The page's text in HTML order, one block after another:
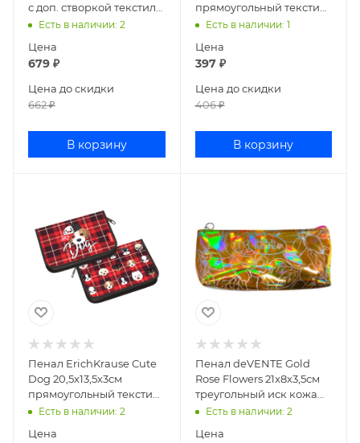
с доп. створкой текстиль
7023243
Есть в наличии: 2
Цена
679 ₽
Цена до скидки
662₽
В корзину
прямоугольный текстиль
48483
Есть в наличии: 1
Цена
397₽
Цена до скидки
406₽
В корзину
Пенал ErichKrause Cute
Dog 20,5х13,5х3см
прямоугольный текстиль
52547
Есть в наличии: 2
Цена
Пенал deVENTE Gold
Rose Flowers 21x8x3,5см
треугольный иск кожа
7026963
Есть в наличии: 2
Цена